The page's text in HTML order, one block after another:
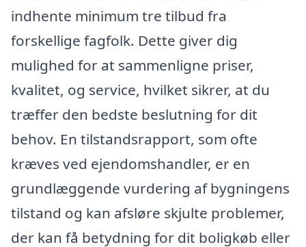
indhente minimum tre tilbud fra
forskellige fagfolk. Dette giver dig
mulighed for at sammenligne priser,
kvalitet, og service, hvilket sikrer, at du
træffer den bedste beslutning for dit
behov. En tilstandsrapport, som ofte
kræves ved ejendomshandler, er en
grundlæggende vurdering af bygningens
tilstand og kan afsløre skjulte problemer,
der kan få betydning for dit boligkøb eller